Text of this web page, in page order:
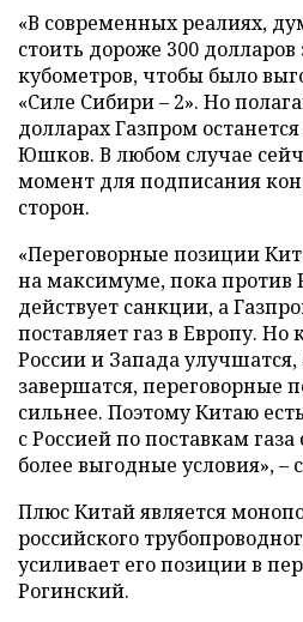
«В современных реалиях,
стоить дороже 300 долларов
кубометров, чтобы было
«Силе Сибири – 2». Но
долларах Газпром
Юшков. В любом случае
момент для подписания
сторон.
«Переговорные позиции
на максимуме, пока против
действует санкции, а
поставляет газ в Европу.
России и Запада улучшатся,
завершатся, переговорные
сильнее. Поэтому Китаю
с Россией по поставкам
более выгодные условия»,
Плюс Китай является
российского
усиливает его позиции в
Рогинский.